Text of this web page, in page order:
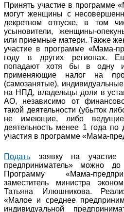
Принять участие в программе
могут женщины с
декретном отпуске, в том
усыновители, женщины-
или приемные матери. Также
участие в программе «Мама-
году в других регионах.
попадают хотя бы в одну
применяющие налог на
(самозанятые),
на НПД, владельцы доли в
АО, независимо от
такой деятельности (убыток
не имеющие, либо ведущие
деятельность менее 1 года
участия в программе «Мама-
Подать заявку на
предприниматель» можно
Программу «Мама-
заместитель министра
Татьяна Илюшникова.
«Малое и среднее
индивидуальной